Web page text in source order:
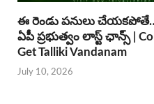
ఈ రెండు పనులు
ఏపీ ప్రభుత్వం లాస్ట్ ఛాన్స్ |
Get Talliki Vandanam
July 10, 2026